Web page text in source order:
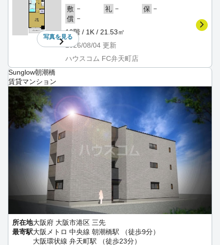
写真を見る
敷 － 礼 － 保 －
償 －
10階 / 1K / 21.53㎡
2026/08/04 更新
ハウスコム FC弁天町店
Sunglow朝潮橋
賃貸マンション
所在地大阪府 大阪市港区 三先
最寄駅大阪メトロ 中央線 朝潮橋駅 （徒歩9分）
大阪環状線 弁天町駅 （徒歩23分）